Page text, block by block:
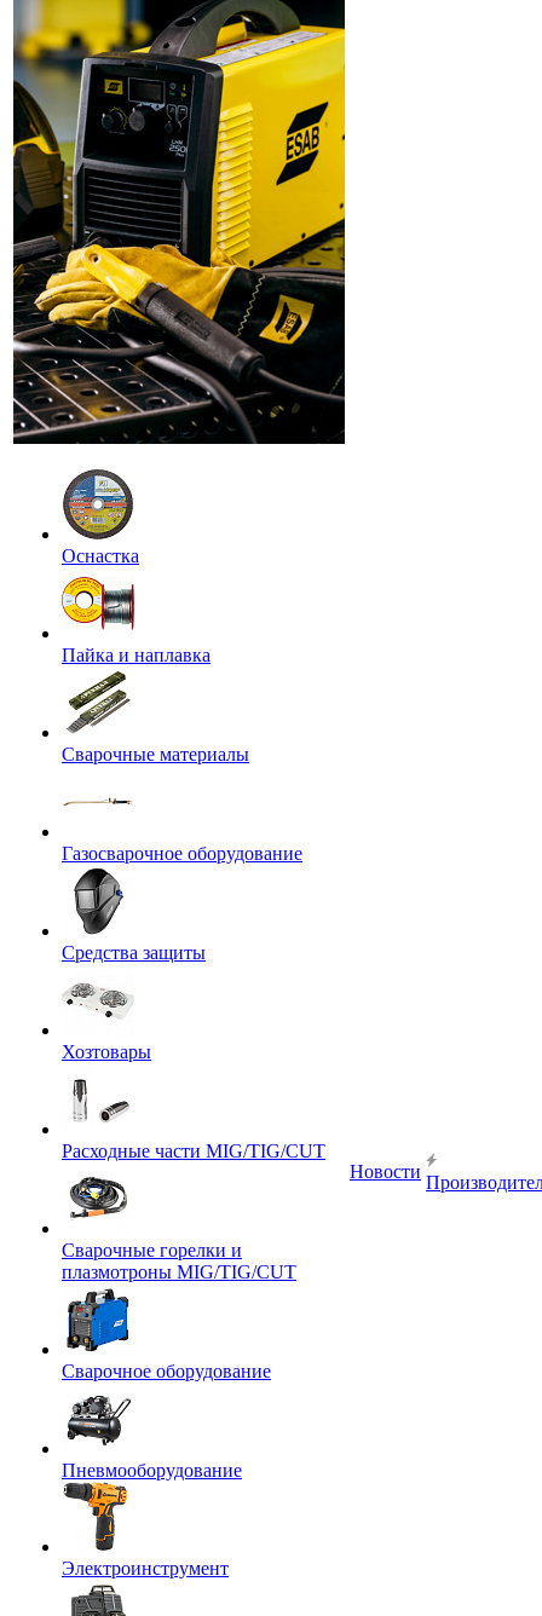
Оснастка
Пайка и наплавка
Сварочные материалы
Газосварочное оборудование
Средства защиты
Хозтовары
Расходные части MIG/TIG/CUT
Сварочные горелки и
плазмотроны MIG/TIG/CUT
Сварочное оборудование
Пневмооборудование
Электроинструмент
Новости